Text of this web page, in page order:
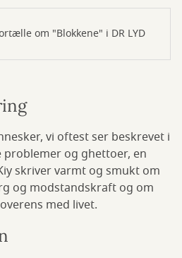
om "Blokkene" i DR LYD
vi oftest ser beskrevet i
og ghettoer, en
skriver varmt og smukt om
og modstandskraft og om
med livet.